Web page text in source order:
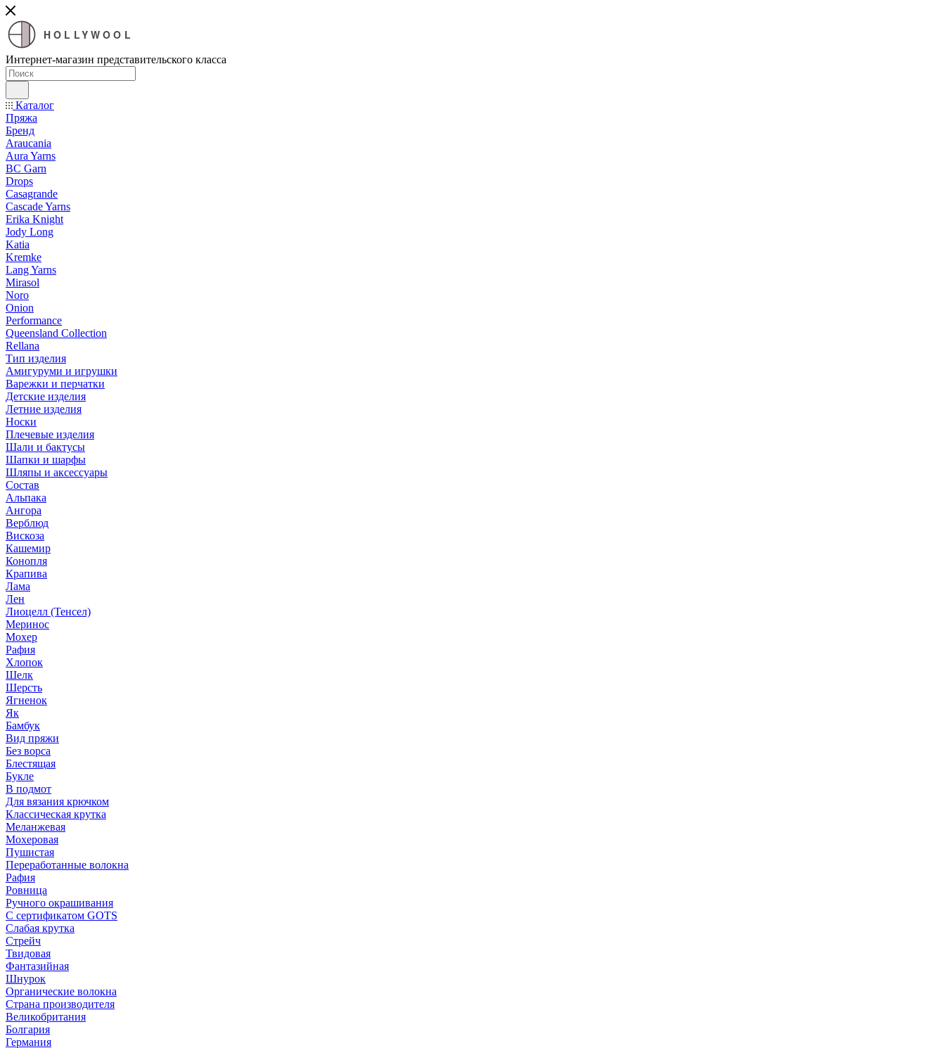
HOLLYWOOL
Интернет-магазин представительского класса
Каталог
Пряжа
Бренд
Araucania
Aura Yarns
BC Garn
Drops
Casagrande
Cascade Yarns
Erika Knight
Jody Long
Katia
Kremke
Lang Yarns
Mirasol
Noro
Onion
Performance
Queensland Collection
Rellana
Тип изделия
Амигуруми и игрушки
Варежки и перчатки
Детские изделия
Летние изделия
Носки
Плечевые изделия
Шали и бактусы
Шапки и шарфы
Шляпы и аксессуары
Состав
Альпака
Ангора
Верблюд
Вискоза
Кашемир
Конопля
Крапива
Лама
Лен
Лиоцелл (Тенсел)
Меринос
Мохер
Рафия
Хлопок
Шелк
Шерсть
Ягненок
Як
Бамбук
Вид пряжи
Без ворса
Блестящая
Букле
В подмот
Для вязания крючком
Классическая крутка
Меланжевая
Мохеровая
Пушистая
Переработанные волокна
Рафия
Ровница
Ручного окрашивания
С сертификатом GOTS
Слабая крутка
Стрейч
Твидовая
Фантазийная
Шнурок
Органические волокна
Страна производителя
Великобритания
Болгария
Германия